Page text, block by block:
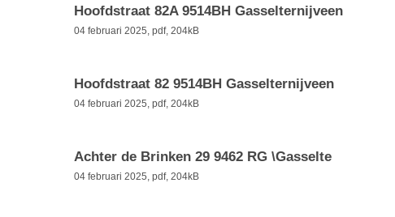
Hoofdstraat 82A 9514BH Gasselternijveen
04 februari 2025, pdf, 204kB
Hoofdstraat 82 9514BH Gasselternijveen
04 februari 2025, pdf, 204kB
Achter de Brinken 29 9462 RG \Gasselte
04 februari 2025, pdf, 204kB